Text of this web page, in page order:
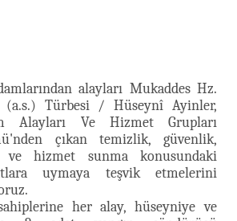
alayları Mukaddes Hz.
(a.s.) Türbesi / Hüseynî Ayinler,
Alayları Ve Hizmet Grupları
çıkan temizlik, güvenlik,
ve hizmet sunma konusundaki
uymaya teşvik etmelerini
her alay, hüseyniye ve